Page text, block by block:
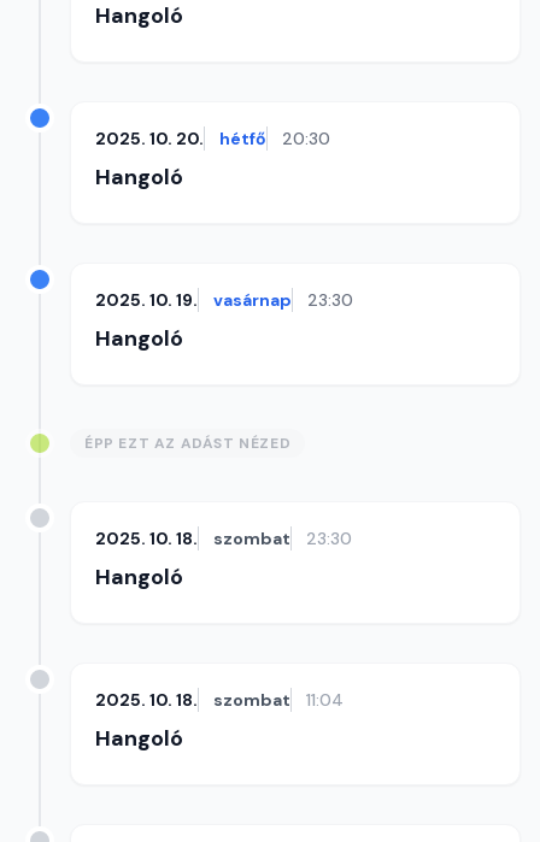
Hangoló
2025. 10. 20. hétfő 20:30
Hangoló
2025. 10. 19. vasárnap 23:30
Hangoló
ÉPP EZT AZ ADÁST NÉZED
2025. 10. 18. szombat 23:30
Hangoló
2025. 10. 18. szombat 11:04
Hangoló